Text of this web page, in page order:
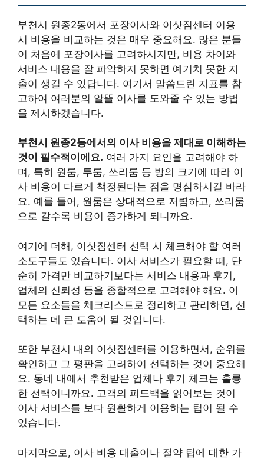
부천시 원종2동에서 포장이사와 이삿짐센터 이용
시 비용을 비교하는 것은 매우 중요해요. 많은 분들
이 처음에 포장이사를 고려하시지만, 비용 차이와
서비스 내용을 잘 파악하지 못하면 예기치 못한 지
출이 생길 수 있답니다. 여기서 말씀드린 지표를 참
고하여 여러분의 알뜰 이사를 도와줄 수 있는 방법
을 제시하겠습니다.
부천시 원종2동에서의 이사 비용을 제대로 이해하는
것이 필수적이에요. 여러 가지 요인을 고려해야 하
며, 특히 원룸, 투룸, 쓰리룸 등 방의 크기에 따라 이
사 비용이 다르게 책정된다는 점을 명심하시길 바라
요. 예를 들어, 원룸은 상대적으로 저렴하고, 쓰리룸
으로 갈수록 비용이 증가하게 되니까요.
여기에 더해, 이삿짐센터 선택 시 체크해야 할 여러
소도구들도 있습니다. 이사 서비스가 필요할 때, 단
순히 가격만 비교하기보다는 서비스 내용과 후기,
업체의 신뢰성 등을 종합적으로 고려해야 해요. 이
모든 요소들을 체크리스트로 정리하고 관리하면, 선
택하는 데 큰 도움이 될 것입니다.
또한 부천시 내의 이삿짐센터를 이용하면서, 순위를
확인하고 그 평판을 고려하여 선택하는 것이 중요해
요. 동네 내에서 추천받은 업체나 후기 체크는 훌륭
한 선택이니까요. 고객의 피드백을 읽어보는 것이
이사 서비스를 보다 원활하게 이용하는 팁이 될 수
있습니다.
마지막으로, 이사 비용 대출이나 절약 팁에 대한 가